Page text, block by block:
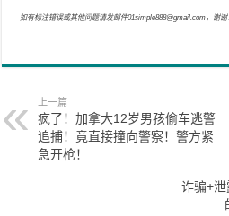
如有标注错误或其他问题请发邮件01simple888@gmail.com，谢谢
上一篇
疯了！加拿大12岁男孩偷车逃警
追捕！竟直接撞向警察！警方紧
急开枪！
诈骗+